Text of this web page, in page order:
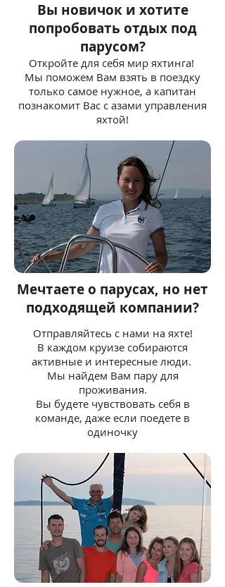
Вы новичок и хотите
попробовать отдых под
парусом?
Откройте для себя мир яхтинга!
Мы поможем Вам взять в поездку
только самое нужное, а капитан
познакомит Вас с азами управления
яхтой!
Мечтаете о парусах, но нет
подходящей компании?
Отправляйтесь с нами на яхте!
В каждом круизе собираются
активные и интересные люди.
Мы найдем Вам пару для
проживания.
Вы будете чувствовать себя в
команде, даже если поедете в
одиночку